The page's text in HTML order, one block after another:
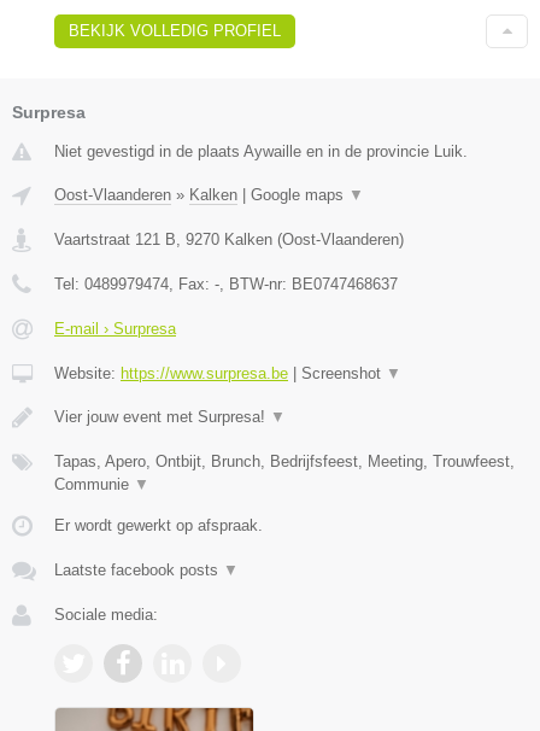
BEKIJK VOLLEDIG PROFIEL
Surpresa
Niet gevestigd in de plaats Aywaille en in de provincie Luik.
Oost-Vlaanderen » Kalken Google maps ▼
Vaartstraat 121 B, 9270 Kalken (Oost-Vlaanderen)
Tel: 0489979474, Fax: -, BTW-nr: BE0747468637
E-mail › Surpresa
Website: https://www.surpresa.be Screenshot ▼
Vier jouw event met Surpresa! ▼
Tapas, Apero, Ontbijt, Brunch, Bedrijfsfeest, Meeting, Trouwfeest,
Communie ▼
Er wordt gewerkt op afspraak.
Laatste facebook posts ▼
Sociale media: